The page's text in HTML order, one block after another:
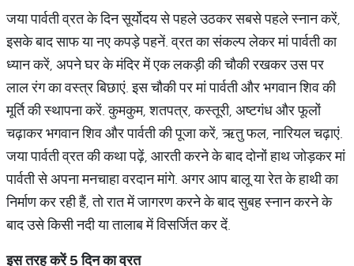
जया पार्वती व्रत के दिन सूर्योदय से पहले उठकर सबसे पहले स्नान करें,
इसके बाद साफ या नए कपड़े पहनें. व्रत का संकल्प लेकर मां पार्वती का
ध्यान करें, अपने घर के मंदिर में एक लकड़ी की चौकी रखकर उस पर
लाल रंग का वस्त्र बिछाएं. इस चौकी पर मां पार्वती और भगवान शिव की
मूर्ति की स्थापना करें. कुमकुम, शतपत्र, कस्तूरी, अष्टगंध और फूलों
चढ़ाकर भगवान शिव और पार्वती की पूजा करें, ऋतु फल, नारियल चढ़ाएं.
जया पार्वती व्रत की कथा पढ़ें, आरती करने के बाद दोनों हाथ जोड़कर मां
पार्वती से अपना मनचाहा वरदान मांगे. अगर आप बालू या रेत के हाथी का
निर्माण कर रही हैं, तो रात में जागरण करने के बाद सुबह स्नान करने के
बाद उसे किसी नदी या तालाब में विसर्जित कर दें.
इसतरहकरें5दिनकाव्रत